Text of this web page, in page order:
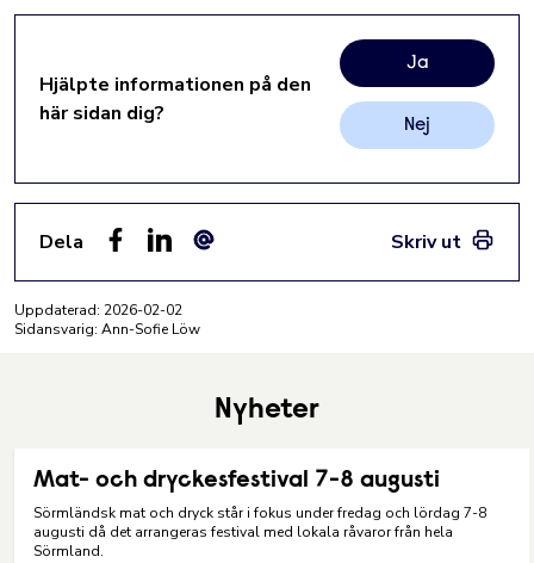
Hjälpte informationen på den
här sidan dig?
Ja
Nej
Dela
Skriv ut
Uppdaterad: 2026-02-02
Sidansvarig: Ann-Sofie Löw
Nyheter
Mat- och dryckesfestival 7-8 augusti
Sörmländsk mat och dryck står i fokus under fredag och lördag 7-8
augusti då det arrangeras festival med lokala råvaror från hela
Sörmland.